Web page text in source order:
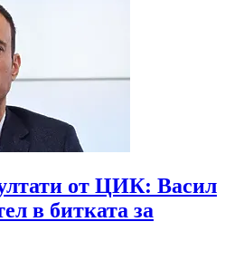
от ЦИК: Васил
в битката за